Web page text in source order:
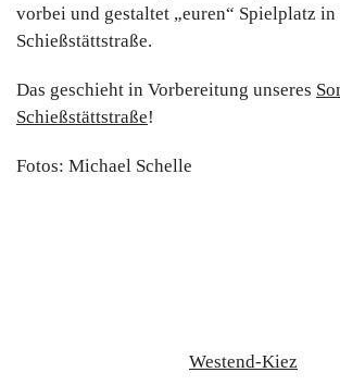
vorbei und gestaltet „euren“ Spielplatz in
Schießstättstraße.
Das geschieht in Vorbereitung unseres
Schießstättstraße!
Fotos: Michael Schelle
Westend-Kiez